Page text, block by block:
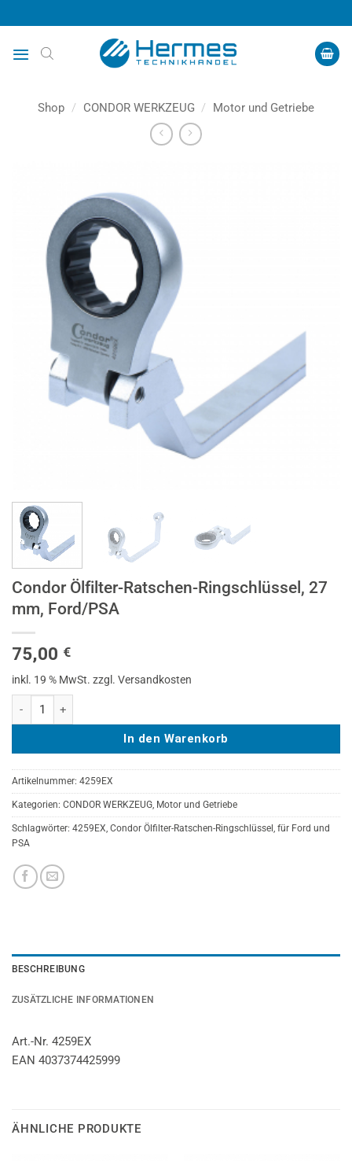
Inhalt
springen
Shop / CONDOR WERKZEUG / Motor und Getriebe
Condor Ölfilter-Ratschen-Ringschlüssel, 27
mm, Ford/PSA
75,00 €
inkl. 19 % MwSt. zzgl. Versandkosten
In den Warenkorb
Artikelnummer: 4259EX
Kategorien: CONDOR WERKZEUG, Motor und Getriebe
Schlagwörter: 4259EX, Condor Ölfilter-Ratschen-Ringschlüssel , für Ford und
PSA
BESCHREIBUNG
ZUSÄTZLICHE INFORMATIONEN
Art.-Nr. 4259EX
EAN 4037374425999
ÄHNLICHE PRODUKTE